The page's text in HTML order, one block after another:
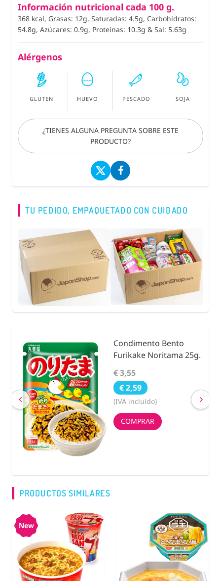
Información nutricional cada 100 g.
368 kcal, Grasas: 12g, Saturadas: 4.5g, Carbohidratos:
54.8g, Azúcares: 0.9g, Proteínas: 10.3g & Sal: 5.63g
Alérgenos
GLUTEN HUEVO PESCADO SOJA
¿TIENES ALGUNA PREGUNTA SOBRE ESTE
PRODUCTO?
TU PEDIDO, EMPAQUETADO CON CUIDADO
Fideos de Konjac,
Natural Shirataki con
€ 2,63
€ 2,40
(IVA incluído)
COMPRAR
PRODUCTOS SIMILARES
New